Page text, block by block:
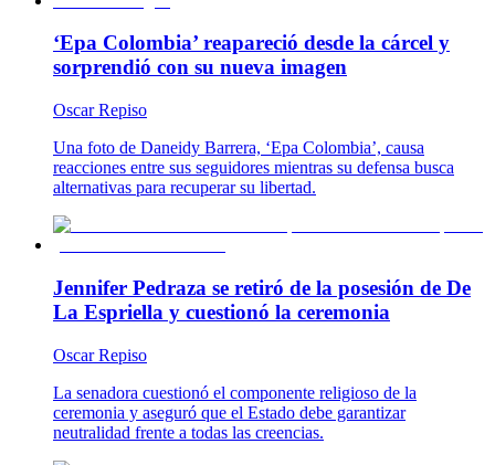
‘Epa Colombia’ reapareció desde la cárcel y
sorprendió con su nueva imagen
Oscar Repiso
Una foto de Daneidy Barrera, ‘Epa Colombia’, causa
reacciones entre sus seguidores mientras su defensa busca
alternativas para recuperar su libertad.
Jennifer Pedraza se retiró de la posesión de De
La Espriella y cuestionó la ceremonia
Oscar Repiso
La senadora cuestionó el componente religioso de la
ceremonia y aseguró que el Estado debe garantizar
neutralidad frente a todas las creencias.